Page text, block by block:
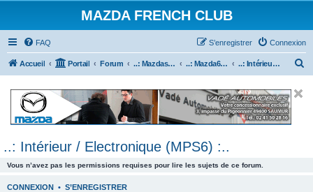
MAZDA FRENCH CLUB
FAQ Connexion
S’enregistrer
Accueil Portail Forum ..: Mazdaspeed & MPS :.. ..: Mazda6 MPS & Mazdaspeed 6 :.. ..: Intérieur / Electronique (MPS6) :..
..: Intérieur / Electronique (MPS6) :..
Vous n’avez pas les permissions requises pour lire les sujets de ce forum.
CONNEXION • S’ENREGISTRER